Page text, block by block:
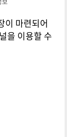
이 마련되어
을 이용할 수